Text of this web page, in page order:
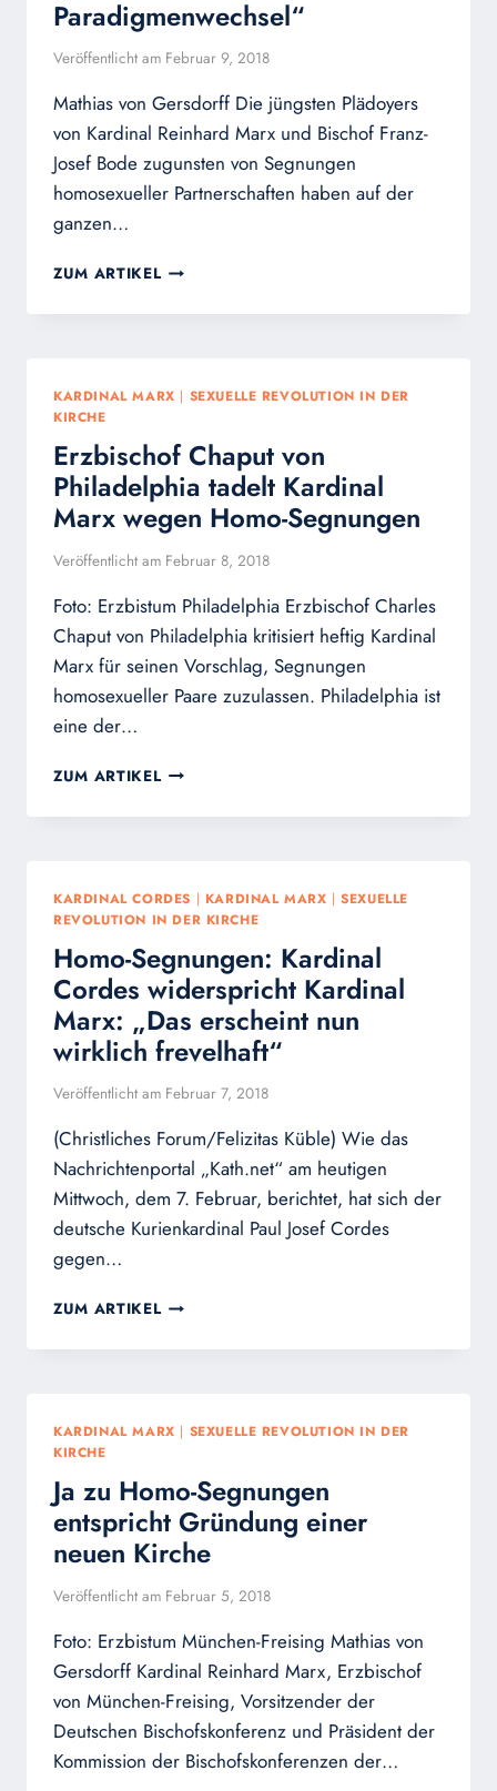
Paradigmenwechsel“
Veröffentlicht am Februar 9, 2018
Mathias von Gersdorff Die jüngsten Plädoyers
von Kardinal Reinhard Marx und Bischof Franz-
Josef Bode zugunsten von Segnungen
homosexueller Partnerschaften haben auf der
ganzen…
ZUM ARTIKEL DER
WILL
PARADIGMENWECHSEL“
KARDINAL MARX | SEXUELLE REVOLUTION IN DER
KIRCHE
Erzbischof Chaput von
Philadelphia tadelt Kardinal
Marx wegen Homo-Segnungen
Veröffentlicht am Februar 8, 2018
Foto: Erzbistum Philadelphia Erzbischof Charles
Chaput von Philadelphia kritisiert heftig Kardinal
Marx für seinen Vorschlag, Segnungen
homosexueller Paare zuzulassen. Philadelphia ist
eine der…
ZUM ARTIKEL ERZBISCHOF
VON
MARX
HOMO-
SEGNUNGEN
KARDINAL CORDES | KARDINAL MARX |SEXUELLE
REVOLUTION IN DER KIRCHE
Homo-Segnungen: Kardinal
Cordes widerspricht Kardinal
Marx: „Das erscheint nun
wirklich frevelhaft“
Veröffentlicht am Februar 7, 2018
(Christliches Forum/Felizitas Küble) Wie das
Nachrichtenportal „Kath.net“ am heutigen
Mittwoch, dem 7. Februar, berichtet, hat sich der
deutsche Kurienkardinal Paul Josef Cordes
gegen…
ZUM ARTIKEL HOMO-
KARDINAL
KARDINAL
MARX:
ERSCHEINT
NUN
WIRKLICH
FREVELHAFT“
KARDINAL MARX | SEXUELLE REVOLUTION IN DER
KIRCHE
Ja zu Homo-Segnungen
entspricht Gründung einer
neuen Kirche
Veröffentlicht am Februar 5, 2018
Foto: Erzbistum München-Freising Mathias von
Gersdorff Kardinal Reinhard Marx, Erzbischof
von München-Freising, Vorsitzender der
Deutschen Bischofskonferenz und Präsident der
Kommission der Bischofskonferenzen der…